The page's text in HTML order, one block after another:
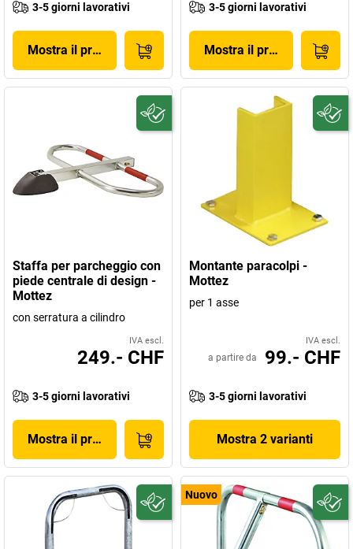
3-5 giorni lavorativi
Mostra il prodotto
3-5 giorni lavorativi
Mostra il prodotto
Staffa per parcheggio con
piede centrale di design -
Mottez
con serratura a cilindro
IVA escl.
249.- CHF
3-5 giorni lavorativi
Mostra il prodotto
Montante paracolpi -
Mottez
per 1 asse
IVA escl.
a partire da 99.- CHF
3-5 giorni lavorativi
Mostra 2 varianti
Nuovo